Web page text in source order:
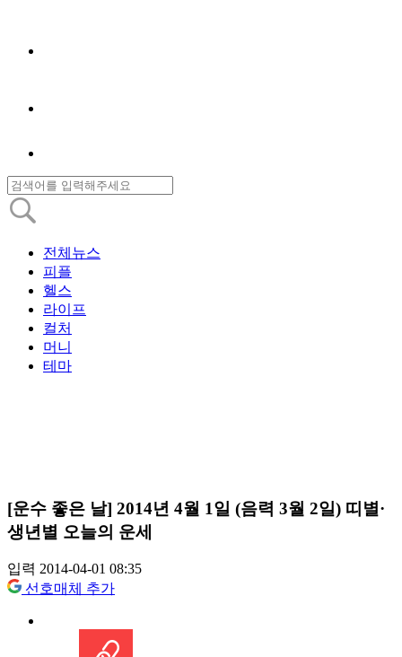
전체뉴스
피플
헬스
라이프
컬처
머니
테마
[운수 좋은 날] 2014년 4월 1일 (음력 3월 2일) 띠별·
생년별 오늘의 운세
입력 2014-04-01 08:35
선호매체 추가